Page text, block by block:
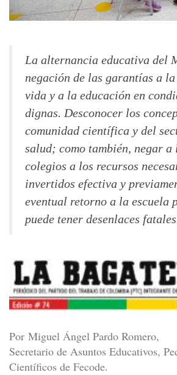
La alternancia educativa del
negación de las garantías a
vida y a la educación en
dignas. Desconocer los
comunidad científica y del
salud; como también, negar a
colegios a los recursos
invertidos efectiva y
eventual retorno a la escuela
puede tener desenlaces
Por Miguel Ángel Pardo Romero,
Secretario de Asuntos Educativos,
Científicos de Fecode.